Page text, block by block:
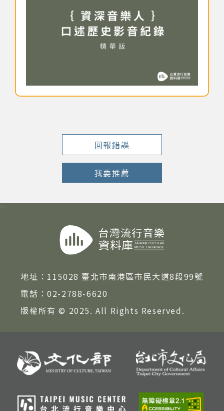
回報錯誤
我要推薦
:::
地址： 115028 臺北市南港區市民大道8段99號
電話：02-2788-6620
版權所有 © 2025. All Rights Reserved.